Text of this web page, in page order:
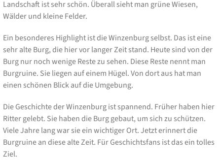
Landschaft ist sehr schön. Überall sieht man grüne Wiesen,
Wälder und kleine Felder.
Ein besonderes Highlight ist die Winzenburg selbst. Das ist eine
sehr alte Burg, die hier vor langer Zeit stand. Heute sind von der
Burg nur noch wenige Reste zu sehen. Diese Reste nennt man
Burgruine. Sie liegen auf einem Hügel. Von dort aus hat man
einen schönen Blick auf die Umgebung.
Die Geschichte der Winzenburg ist spannend. Früher haben hier
Ritter gelebt. Sie haben die Burg gebaut, um sich zu schützen.
Viele Jahre lang war sie ein wichtiger Ort. Jetzt erinnert die
Burgruine an diese alte Zeit. Für Geschichtsfans ist das ein tolles
Ziel.